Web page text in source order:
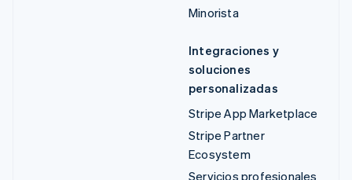
Minorista
Integraciones y
soluciones
personalizadas
Stripe App Marketplace
Stripe Partner
Ecosystem
Servicios profesionales